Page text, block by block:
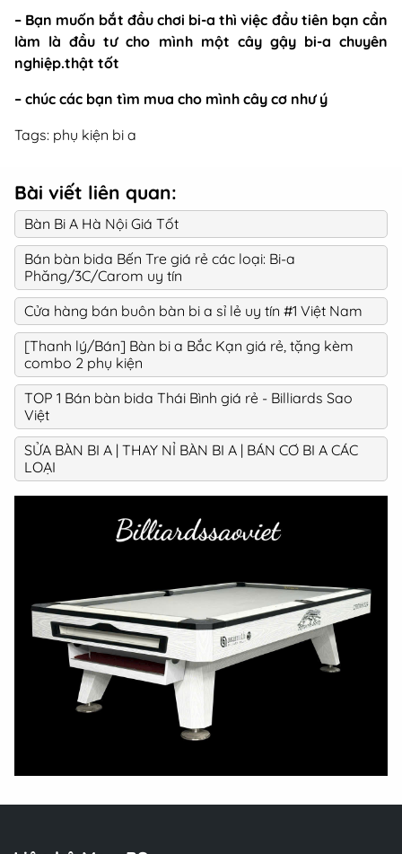
– Bạn muốn bắt đầu chơi bi-a thì việc đầu tiên bạn cần
làm là đầu tư cho mình một cây gậy bi-a chuyên
nghiệp.thật tốt
– chúc các bạn tìm mua cho mình cây cơ như ý
Tags: phụ kiện bi a
Bài viết liên quan:
Bàn Bi A Hà Nội Giá Tốt
Bán bàn bida Bến Tre giá rẻ các loại: Bi-a
Phăng/3C/Carom uy tín
Cửa hàng bán buôn bàn bi a sỉ lẻ uy tín #1 Việt Nam
[Thanh lý/Bán] Bàn bi a Bắc Kạn giá rẻ, tặng kèm
combo 2 phụ kiện
TOP 1 Bán bàn bida Thái Bình giá rẻ - Billiards Sao
Việt
SỬA BÀN BI A | THAY NỈ BÀN BI A | BÁN CƠ BI A CÁC
LOẠI